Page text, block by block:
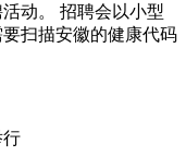
动。 招聘会以小型
扫描安徽的健康代码
行